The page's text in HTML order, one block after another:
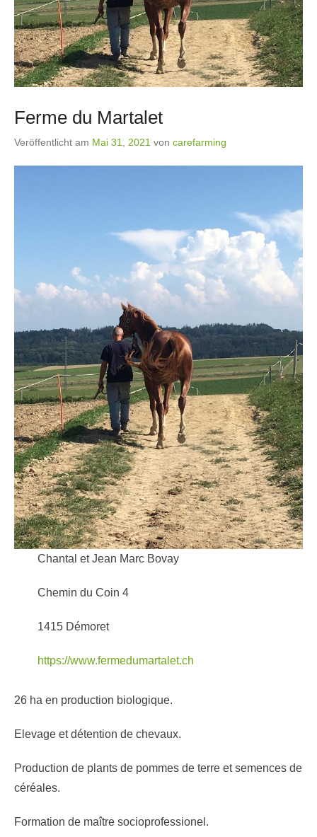
Ferme du Martalet
Veröffentlicht am Mai 31, 2021 von carefarming
Chantal et Jean Marc Bovay
Chemin du Coin 4
1415 Démoret
https://www.fermedumartalet.ch
26 ha en production biologique.
Elevage et détention de chevaux.
Production de plants de pommes de terre et semences de
céréales.
Formation de maître socioprofessionel.